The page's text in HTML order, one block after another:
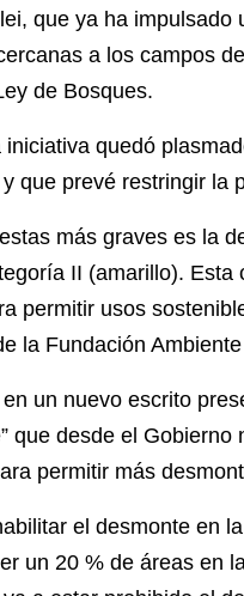
que ya ha
a los campos
de Bosques.
quedó
que prevé restringir la
más graves es la
II (amarillo).
permitir usos
la Fundación
un nuevo escrito
que desde el
permitir más
el desmonte en
un 20 % de áreas en